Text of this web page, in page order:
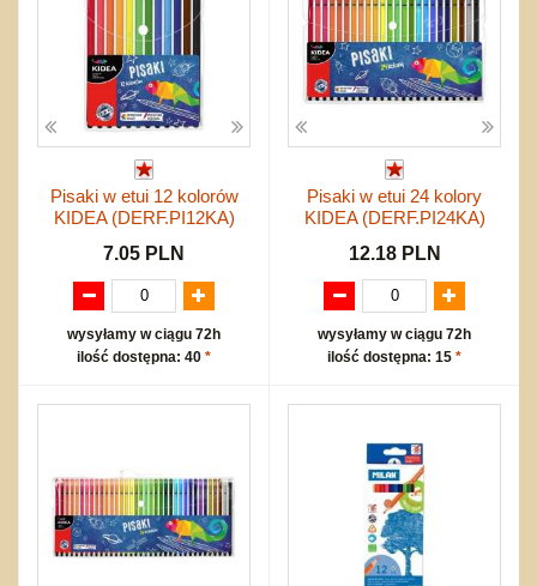
Pisaki w etui 12 kolorów
KIDEA (DERF.PI12KA)
7.05 PLN
wysyłamy w ciągu 72h
ilość dostępna: 40 *
Pisaki w etui 24 kolory
KIDEA (DERF.PI24KA)
12.18 PLN
wysyłamy w ciągu 72h
ilość dostępna: 15 *